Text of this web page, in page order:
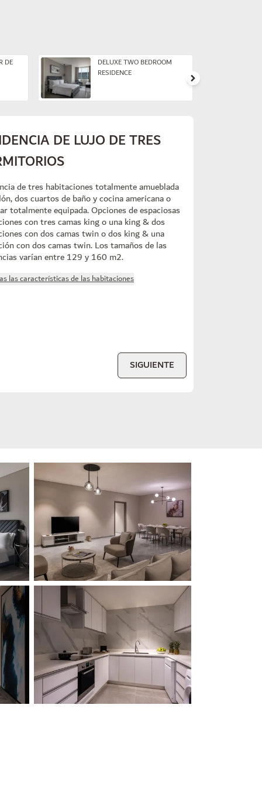
DE
DELUXE TWO BEDROOM
RESIDENCE
DE LUJO DE TRES
de tres habitaciones totalmente amueblada
dos cuartos de baño y cocina americana o
totalmente equipada. Opciones de espaciosas
con tres camas king o una king & dos
con dos camas twin o dos king & una
con dos camas twin. Los tamaños de las
varían entre 129 y 160 m2.
las características de las habitaciones
SIGUIENTE